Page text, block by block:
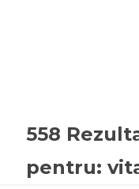
558
pentru: